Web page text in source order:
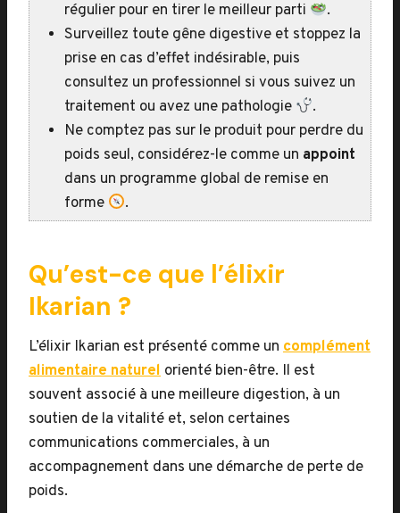
régulier pour en tirer le meilleur parti
.
Surveillez toute gêne digestive et stoppez la
prise en cas d’effet indésirable, puis
consultez un professionnel si vous suivez un
traitement ou avez une pathologie
.
Ne comptez pas sur le produit pour perdre du
poids seul, considérez-le comme un appoint
dans un programme global de remise en
forme
.
Qu’est-ce que l’élixir
Ikarian ?
L’élixir Ikarian est présenté comme un complément
alimentaire naturel orienté bien-être. Il est
souvent associé à une meilleure digestion, à un
soutien de la vitalité et, selon certaines
communications commerciales, à un
accompagnement dans une démarche de perte de
poids.